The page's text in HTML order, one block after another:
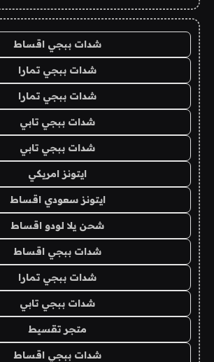
شدات ببجي اقساط
شدات ببجي تمارا
شدات ببجي تمارا
شدات ببجي تابي
شدات ببجي تابي
ايتونز امريكي
ايتونز سعودي اقساط
شحن يلا لودو اقساط
شدات ببجي اقساط
شدات ببجي تمارا
شدات ببجي تابي
متجر تقسيط
شدات ببجي اقساط